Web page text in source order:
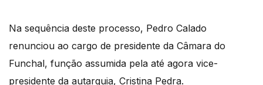
Na sequência deste processo, Pedro Calado
renunciou ao cargo de presidente da Câmara do
Funchal, função assumida pela até agora vice-
presidente da autarquia, Cristina Pedra.